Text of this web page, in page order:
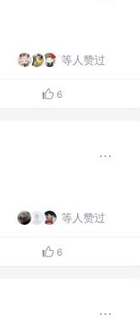
等人赞过
6
等人赞过
6